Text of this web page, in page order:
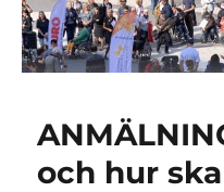
och hur